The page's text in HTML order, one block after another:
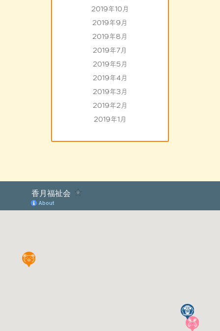
2019年10月
2019年9月
2019年8月
2019年7月
2019年5月
2019年4月
2019年3月
2019年2月
2019年1月